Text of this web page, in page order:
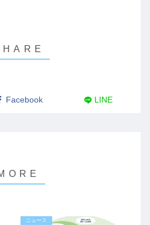
Facebook LINE
ニュース